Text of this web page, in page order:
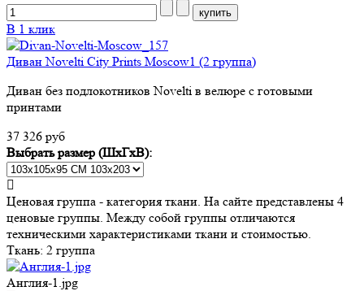
В 1 клик
Диван Novelti City Prints Moscow1 (2 группа)
Диван без подлокотников Novelti в велюре с готовыми
принтами
37 326 руб
Выбрать размер (ШхГхВ):
Ценовая группа - категория ткани. На сайте представлены 4
ценовые группы. Между собой группы отличаются
техническими характеристиками ткани и стоимостью.
Ткань: 2 группа
Англия-1.jpg